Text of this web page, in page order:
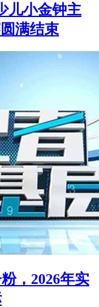
儿小金钟主
满结束
，2026年实